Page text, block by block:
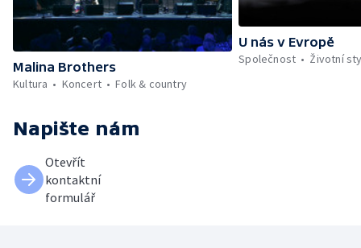
Malina Brothers
Kultura
Koncert Folk & country
U nás v Evropě
Společnost
Životní
Napište nám
Otevřít
kontaktní
formulář